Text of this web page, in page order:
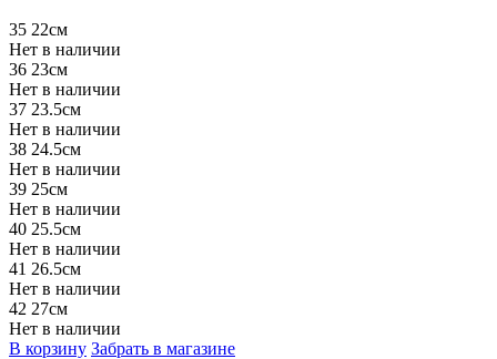
35 22см
Нет в наличии
36 23см
Нет в наличии
37 23.5см
Нет в наличии
38 24.5см
Нет в наличии
39 25см
Нет в наличии
40 25.5см
Нет в наличии
41 26.5см
Нет в наличии
42 27см
Нет в наличии
В корзину Забрать в магазине